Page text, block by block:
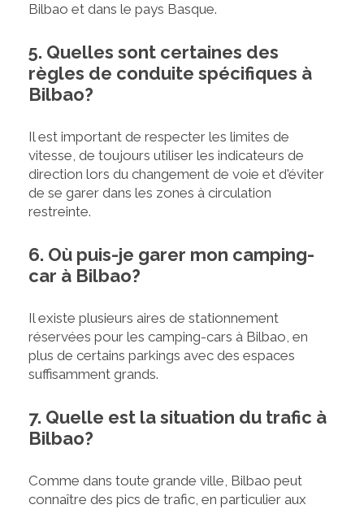
Bilbao et dans le pays Basque.
5. Quelles sont certaines des
règles de conduite spécifiques à
Bilbao?
Il est important de respecter les limites de
vitesse, de toujours utiliser les indicateurs de
direction lors du changement de voie et d'éviter
de se garer dans les zones à circulation
restreinte.
6. Où puis-je garer mon camping-
car à Bilbao?
Il existe plusieurs aires de stationnement
réservées pour les camping-cars à Bilbao, en
plus de certains parkings avec des espaces
suffisamment grands.
7. Quelle est la situation du trafic à
Bilbao?
Comme dans toute grande ville, Bilbao peut
connaître des pics de trafic, en particulier aux